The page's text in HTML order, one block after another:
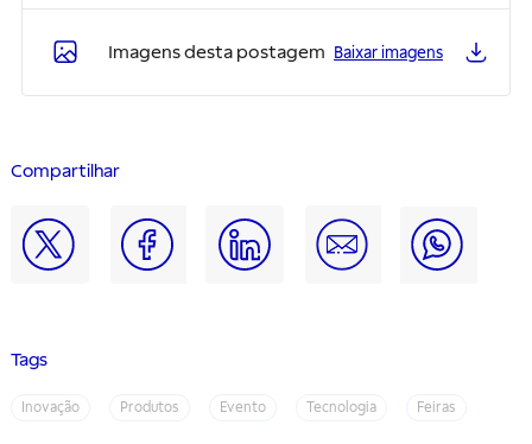
Compartilhar
Tags
Inovação Produtos Evento Tecnologia Feiras
Imagens desta postagem Baixar imagens